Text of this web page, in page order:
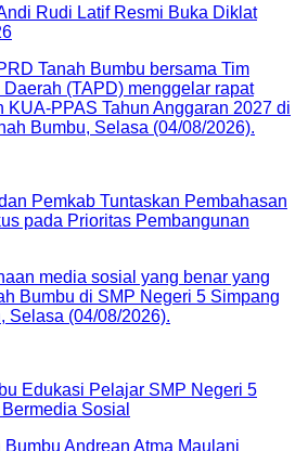
Rudi Latif Resmi Buka Diklat
Pemkab Tuntaskan Pembahasan
pada Prioritas Pembangunan
Edukasi Pelajar SMP Negeri 5
Sosial